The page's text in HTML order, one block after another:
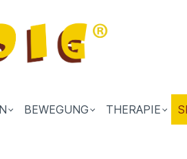
BEWEGUNG THERAPIE